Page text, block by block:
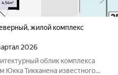
,жилой комплекс
2026
известного